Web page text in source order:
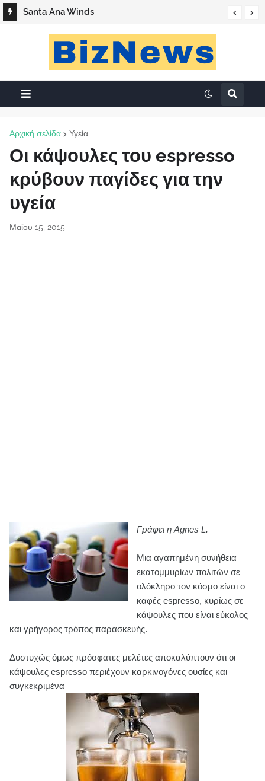
Santa Ana Winds
Αρχική σελίδα Υγεία
Οι κάψουλες του espresso
κρύβουν παγίδες για την
υγεία
Μαΐου 15, 2015
Γράφει η Agnes L.
Μια αγαπημένη συνήθεια
εκατομμυρίων πολιτών σε
ολόκληρο τον κόσμο είναι ο
καφές espresso, κυρίως σε
κάψουλες που είναι εύκολος
και γρήγορος τρόπος παρασκευής.
Δυστυχώς όμως πρόσφατες μελέτες αποκαλύπτουν ότι οι
κάψουλες espresso περιέχουν καρκινογόνες ουσίες και
συγκεκριμένα